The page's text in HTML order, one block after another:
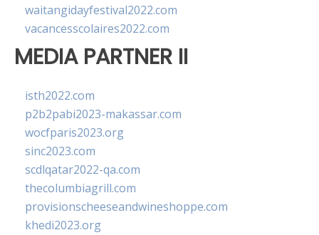
waitangidayfestival2022.com
vacancesscolaires2022.com
MEDIA PARTNER II
isth2022.com
p2b2pabi2023-makassar.com
wocfparis2023.org
sinc2023.com
scdlqatar2022-qa.com
thecolumbiagrill.com
provisionscheeseandwineshoppe.com
khedi2023.org